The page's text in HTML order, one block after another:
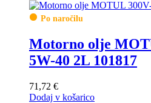
Po naročilu
Motorno olje
5W-40 2L 101817
71,72 €
Dodaj v košarico